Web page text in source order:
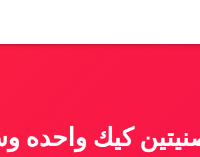
كيك واحده